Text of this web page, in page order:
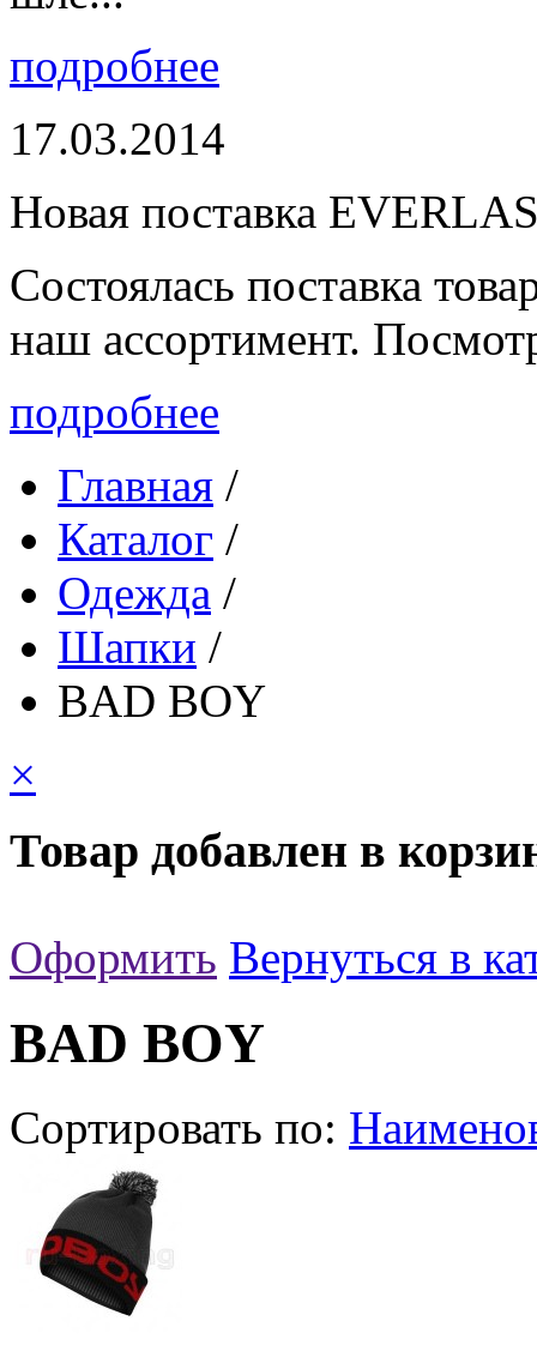
подробнее
17.03.2014
Новая поставка
Состоялась поставка
наш ассортимент.
подробнее
Главная /
Каталог /
Одежда /
Шапки /
BAD BOY
×
Товар добавлен в
Оформить Вернуться в
BAD BOY
Сортировать по: